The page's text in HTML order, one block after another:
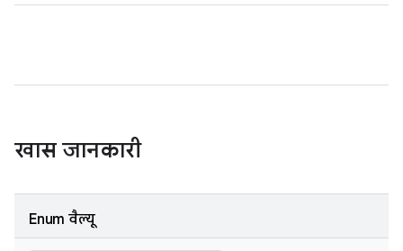
खास जानकारी
Enum वैल्यू